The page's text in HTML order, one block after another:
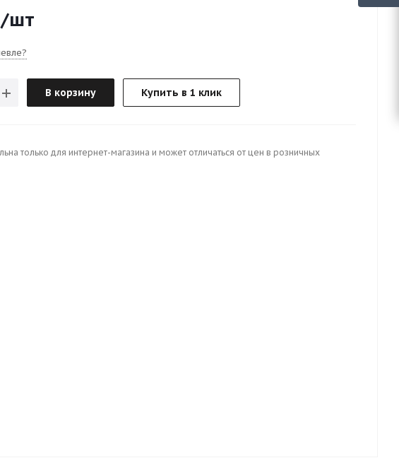
/шт
В корзину Купить в 1 клик
только для интернет-магазина и может отличаться от цен в розничных